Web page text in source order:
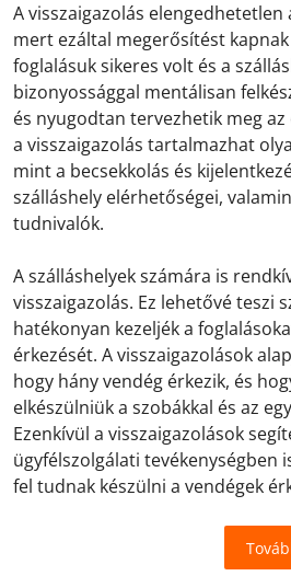
A visszaigazolás elengedhetetlen
mert ezáltal megerősítést
foglalásuk sikeres volt és a
bizonyossággal mentálisan
és nyugodtan tervezhetik meg az
a visszaigazolás tartalmazhat
mint a becsekkolás és
szálláshely elérhetőségei,
tudnivalók.
A szálláshelyek számára is
visszaigazolás. Ez lehetővé teszi
hatékonyan kezeljék a
érkezését. A visszaigazolások
hogy hány vendég érkezik, és
elkészülniük a szobákkal és az
Ezenkívül a visszaigazolások
ügyfélszolgálati tevékenységben
fel tudnak készülni a vendégek